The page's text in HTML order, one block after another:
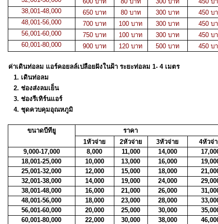
38,001-48,000
650 บาท 80 บาท 300 บาท
450 บ
48,001-56,000
700 บาท 100 บาท 300 บาท
450 บ
56,001-60,000
750 บาท 100 บาท 300 บาท
450 บ
60,001-80,000
900 บาท 120 บาท 500 บาท 450 บ
ค่าเดินท่อลม แอร์คอยลล์เปลือยฝังในฝ้า ระยะท่อลม 1- 4 เมตร
1. เดินท่อลม
2. ช่องส่งลมเย็น
3. ช่องรีเทิร์นแอร์
4. ชุดควบคุมอุณหภูมิ
ขนาดบีทียู
ราคา
1หัวจ่าย
2หัวจ่าย 3หัวจ่าย
4หัวจ่
9,000-17,000
8,000 11,000 14,000
18,001-25,000
10,000 13,000 16,000
25,001-32,000
12,000 15,000 18,000
32,001-38,000
14,000 19,000 24,000
38,001-48,000
16,000 21,000 26,000
48,001-56,000
18,000 23,000 28,000
56,001-60,000
20,000 25,000 30,000
60,001-80,000
22,000 30,000 38,000